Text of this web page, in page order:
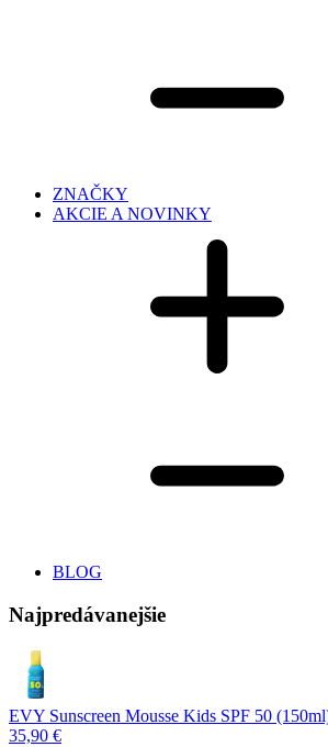
ZNAČKY
AKCIE A NOVINKY
BLOG
Najpredávanejšie
EVY Sunscreen Mousse Kids SPF 50
35,90 €